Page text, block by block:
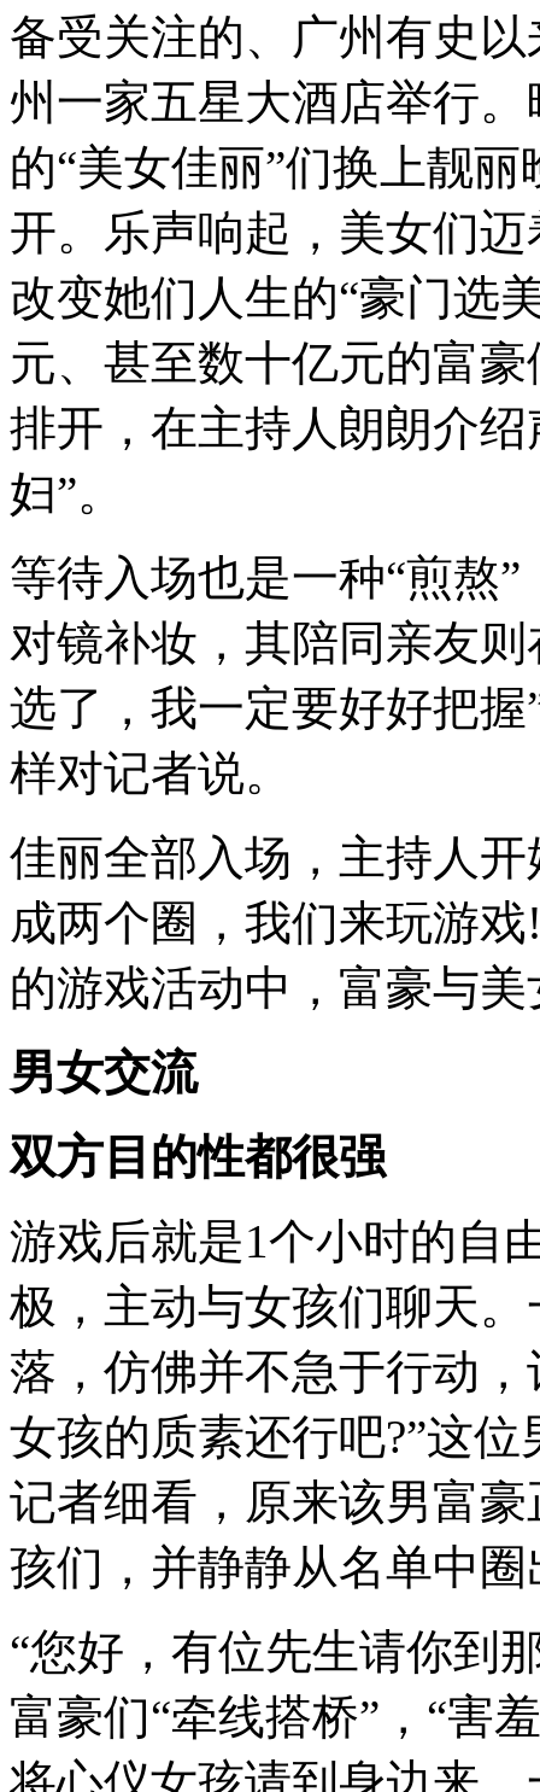
备受关注的、广州有史
州一家五星大酒店举行
的“美女佳丽”们换上靓
开。乐声响起，美女们
改变她们人生的“豪门选
元、甚至数十亿元的富
排开，在主持人朗朗介
妇”。
等待入场也是一种“煎熬
对镜补妆，其陪同亲友
选了，我一定要好好把
样对记者说。
佳丽全部入场，主持人
成两个圈，我们来玩游
的游戏活动中，富豪与
男女交流
双方目的性都很强
游戏后就是1个小时的自
极，主动与女孩们聊天
落，仿佛并不急于行动
女孩的质素还行吧?”这
记者细看，原来该男富
孩们，并静静从名单中
“您好，有位先生请你到
富豪们“牵线搭桥”，“害